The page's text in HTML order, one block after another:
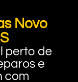
Novo
perto de
e
com